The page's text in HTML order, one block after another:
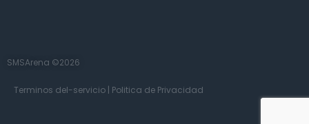
SMSArena ©2026
Terminos del-servicio | Politica de Privacidad